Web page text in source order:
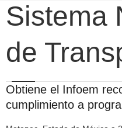
Sistema
de
Obtiene el Infoem
cumplimiento a